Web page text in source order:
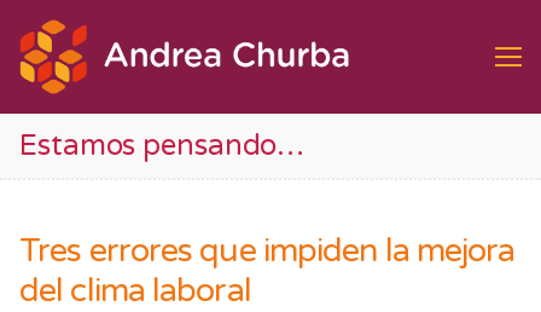
contenido
Estamos pensando…
Tres errores que impiden la mejora
del clima laboral